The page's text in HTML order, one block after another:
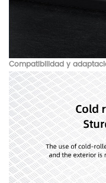
Compatibilidad y